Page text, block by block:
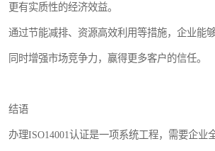
更有实质性的经济效益。
通过节能减排、资源高效利用等措施，企业能
同时增强市场竞争力，赢得更多客户的信任。
结语
办理ISO14001认证是一项系统工程，需要企业